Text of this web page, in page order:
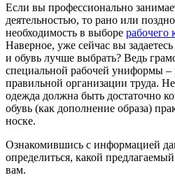
Если вы профессионально
деятельностью, то рано или
необходимость в выборе рабочего
Наверное, уже сейчас вы
и обувь лучше выбрать? Ведь
специальной рабочей униформы
правильной организации труда. Не
одежда должна быть достаточно
обувь (как дополнение образа)
носке.
Ознакомившись с информацией
определиться, какой
вам.